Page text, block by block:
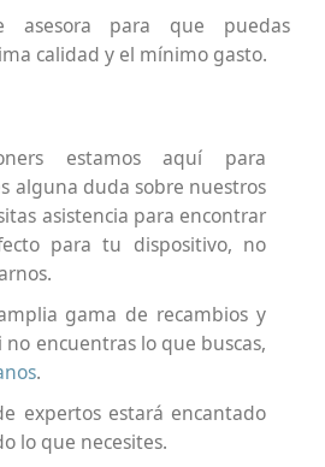
asesora para que puedas
calidad y el mínimo gasto.
estamos aquí para
alguna duda sobre nuestros
asistencia para encontrar
para tu dispositivo, no
gama de recambios y
encuentras lo que buscas,
.
expertos estará encantado
lo que necesites.